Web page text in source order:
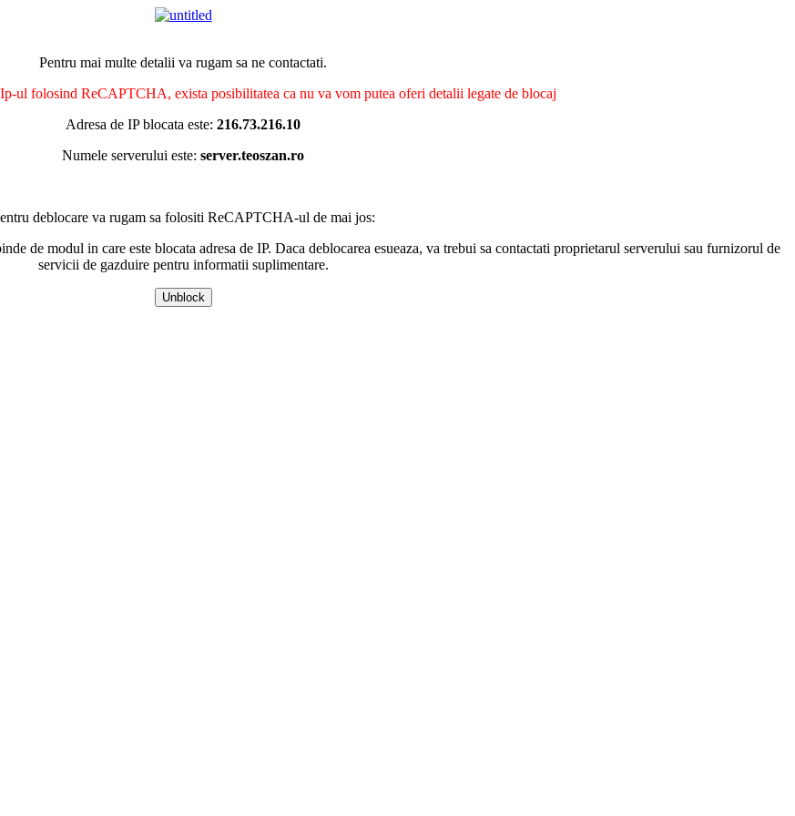
Pentru mai multe detalii va rugam sa ne contactati.
ul folosind ReCAPTCHA, exista posibilitatea ca nu va vom putea oferi detalii legate de blocaj
Adresa de IP blocata este: 216.73.216.10
Numele serverului este: server.teoszan.ro
deblocare va rugam sa folositi ReCAPTCHA-ul de mai jos:
de modul in care este blocata adresa de IP. Daca deblocarea esueaza, va trebui sa contactati proprietarul serverului sau furnizorul de
servicii de gazduire pentru informatii suplimentare.